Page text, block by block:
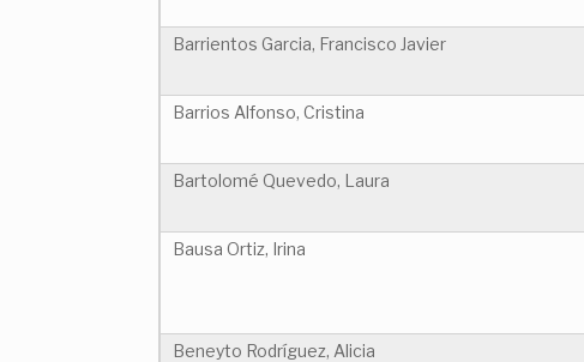
Barrientos Garcia, Francisco Javier
Barrios Alfonso, Cristina
Bartolomé Quevedo, Laura
Bausa Ortiz, Irina
Beneyto Rodríguez, Alicia